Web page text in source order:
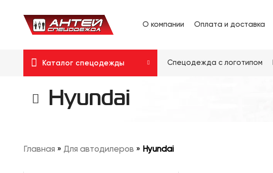
О компании Оплата и доставка
Каталог спецодежды Спецодежда с логотипом
Hyundai
Главная » Для автодилеров » Hyundai